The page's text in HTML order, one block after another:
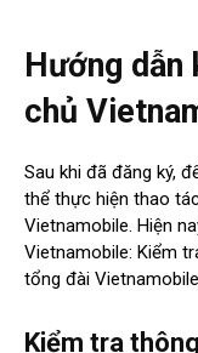
Hướng
chủ
Sau khi đã đăng ký,
thể thực hiện thao
Vietnamobile. Hiện
Vietnamobile: Kiểm
tổng đài
Kiểm tra